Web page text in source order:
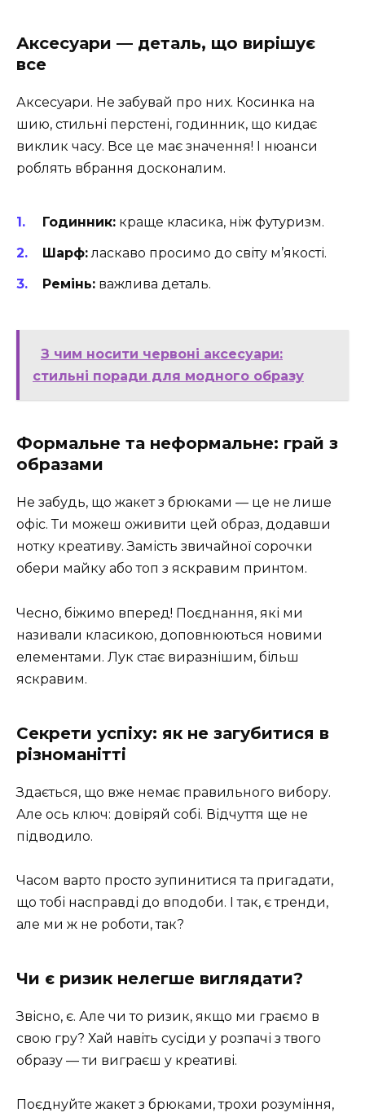
Аксесуари — деталь, що вирішує
все
Аксесуари. Не забувай про них. Косинка на
шию, стильні перстені, годинник, що кидає
виклик часу. Все це має значення! І нюанси
роблять вбрання досконалим.
Годинник: краще класика, ніж футуризм.
Шарф:ласкаво просимо до світу м’якості.
Ремінь: важлива деталь.
З чим носити червоні аксесуари:
стильні поради для модного образу
Формальне та неформальне: грай з
образами
Не забудь, що жакет з брюками — це не лише
офіс. Ти можеш оживити цей образ, додавши
нотку креативу. Замість звичайної сорочки
обери майку або топ з яскравим принтом.
Чесно, біжимо вперед! Поєднання, які ми
називали класикою, доповнюються новими
елементами. Лук стає виразнішим, більш
яскравим.
Секрети успіху: як не загубитися в
різноманітті
Здається, що вже немає правильного вибору.
Але ось ключ: довіряй собі. Відчуття ще не
підводило.
Часом варто просто зупинитися та пригадати,
що тобі насправді до вподоби. І так, є тренди,
але ми ж не роботи, так?
Чи є ризик нелегше виглядати?
Звісно, є. Але чи то ризик, якщо ми граємо в
свою гру? Хай навіть сусіди у розпачі з твого
образу — ти виграєш у креативі.
Поєднуйте жакет з брюками, трохи розуміння,